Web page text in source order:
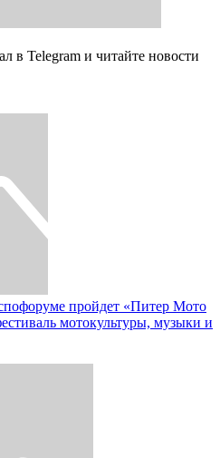
в Telegram и читайте новости
пройдет «Питер Мото
мотокультуры, музыки и